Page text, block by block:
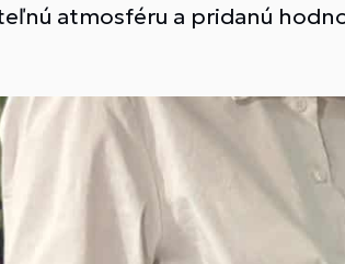
atmosféru a pridanú